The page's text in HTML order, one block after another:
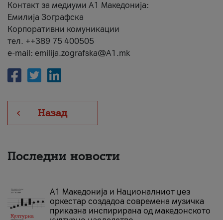
Контакт за медиуми А1 Македонија:
Емилија Зографска
Корпоративни комуникации
тел. ++389 75 400505
e-mail: emilija.zografska@A1.mk
Назад
Последни новости
А1 Македонија и Националниот џез
оркестар создадоа современа музичка
приказна инспирирана од македонското